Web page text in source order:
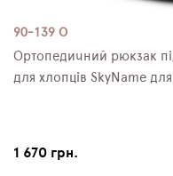
90-139 О
Ортопедичний рюкзак
для хлопців SkyName
1 670 грн.